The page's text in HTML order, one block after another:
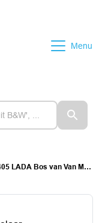
Menu
LADA Bos van Van Moorselaar